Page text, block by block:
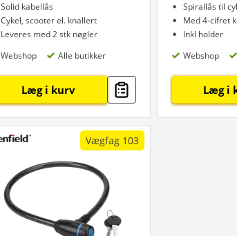
Solid kabellås
Cykel, scooter el. knallert
Leveres med 2 stk nøgler
Webshop
Alle butikker
Læg i kurv
Spirallås til
Med 4-cifret
Inkl holder
Webshop
Læg i
Vægfag 103